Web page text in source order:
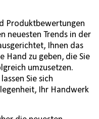
Produktbewertungen
neuesten Trends in der
Ihnen das
Hand zu geben, die Sie
umzusetzen.
Sie sich
Ihr Handwerk